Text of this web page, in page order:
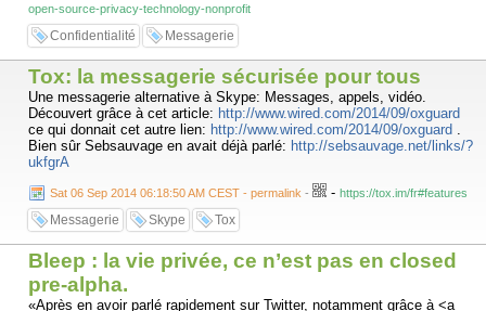
open-source-privacy-technology-nonprofit
Confidentialité Messagerie
Tox: la messagerie sécurisée pour tous
Une messagerie alternative à Skype: Messages, appels, vidéo.
Découvert grâce à cet article: http://www.wired.com/2014/09/oxguard
ce qui donnait cet autre lien: http://www.wired.com/2014/09/oxguard .
Bien sûr Sebsauvage en avait déjà parlé: http://sebsauvage.net/links/?
ukfgrA
Sat 06 Sep 2014 06:18:50 AM CEST - permalink - - https://tox.im/fr#features
Messagerie Skype Tox
Bleep : la vie privée, ce n’est pas en closed
pre-alpha.
«Après en avoir parlé rapidement sur Twitter, notamment grâce à <a